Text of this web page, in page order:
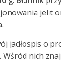
jelit
jadłospis o
. Wśród nich